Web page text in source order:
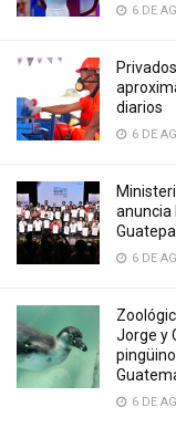
6 DE
diarios
6 DE
anuncia
6 DE
Jorge y
6 DE